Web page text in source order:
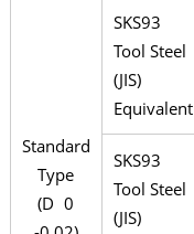
Standard
Type
(D 0
SKS93
Tool Steel
(JIS)
Equivalent
SKS93
Tool Steel
(JIS)